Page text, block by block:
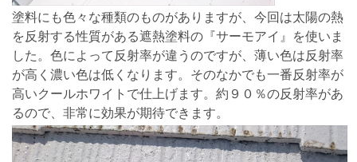
塗料にも色々な種類のものがありますが、今回は太陽の熱
を反射する性質がある遮熱塗料の『サーモアイ』を使いま
した。色によって反射率が違うのですが、薄い色は反射率
が高く濃い色は低くなります。そのなかでも一番反射率が
高いクールホワイトで仕上げます。約９０％の反射率があ
るので、非常に効果が期待できます。